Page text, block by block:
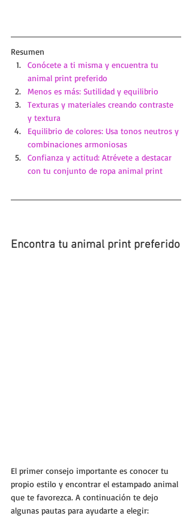
Resumen
Conócete a ti misma y encuentra tu
animal print preferido
Menos es más: Sutilidad y equilibrio
Texturas y materiales creando contraste
y textura
Equilibrio de colores: Usa tonos neutros y
combinaciones armoniosas
Confianza y actitud: Atrévete a destacar
con tu conjunto de ropa animal print
Encontra tu animal print preferido
El primer consejo importante es conocer tu
propio estilo y encontrar el estampado animal
que te favorezca. A continuación te dejo
algunas pautas para ayudarte a elegir: